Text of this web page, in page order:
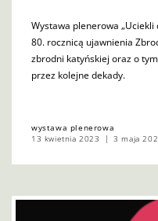
Wystawa plenerowa „Uciekli
80. rocznicą ujawnienia
zbrodni katyńskiej oraz o
przez kolejne dekady.
wystawa plenerowa
13 kwietnia 2023
3 maja